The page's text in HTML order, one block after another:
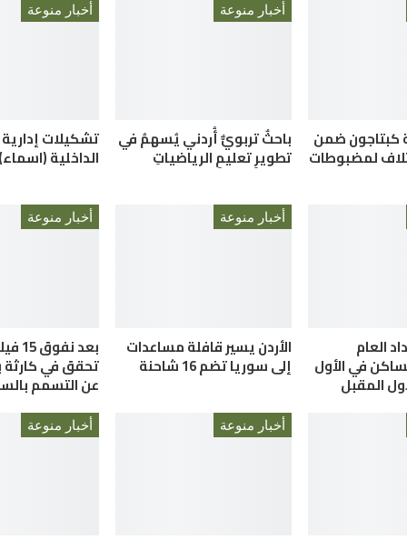
كبتاجون ضمن
لمضبوطات
أخبار منوعة
باحثٌ تربويٌّ أُردني يُسهمُ في
تطويرِ تعليمِ الرياضياتِ
أخبار منوعة
تشكيلات
الداخلية
العام
في الأول
المقبل
أخبار منوعة
الأردن يسير قافلة مساعدات
إلى سوريا تضم 16 شاحنة
أخبار منوعة
بعد
تحقق في كارثة
عن التسمم
أخبار منوعة أخبار منوعة